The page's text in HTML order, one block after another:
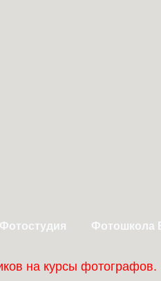
Фотостудия Фотошкола
на курсы